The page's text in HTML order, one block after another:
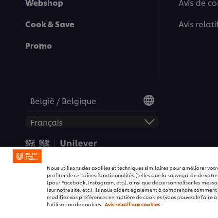
Webshop
Cook & Save
Promo
Avis de
Avis
België / Belgique
Nous utilisons des cookies et techniques similaires pour améliorer
profiter de certaines fonctionnalités (telles que la sauvegarde de
(pour Facebook, Instagram, etc.), ainsi que de personnaliser les
(sur notre site, etc.). Ils nous aident également à comprendre
modifiez vos préférences en matière de cookies (vous pouvez le faire
l'utilisation de cookies. Avis relatif aux cookies